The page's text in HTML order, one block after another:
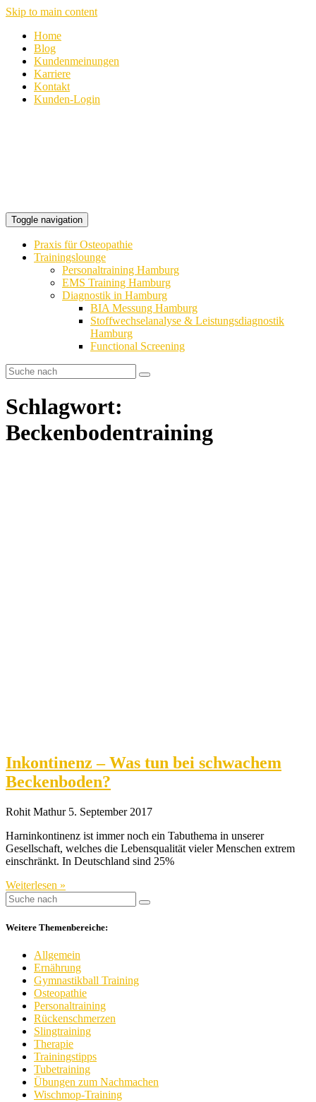
Skip to main content
Home
Blog
Kundenmeinungen
Karriere
Kontakt
Kunden-Login
Toggle navigation
Praxis für Osteopathie
Trainingslounge
Personaltraining Hamburg
EMS Training Hamburg
Diagnostik in Hamburg
BIA Messung Hamburg
Stoffwechselanalyse & Leistungsdiagnostik
Hamburg
Functional Screening
Schlagwort:
Beckenbodentraining
Inkontinenz – Was tun bei schwachem
Beckenboden?
Rohit Mathur 5. September 2017
Harninkontinenz ist immer noch ein Tabuthema in unserer
Gesellschaft, welches die Lebensqualität vieler Menschen extrem
einschränkt. In Deutschland sind 25%
Weiterlesen »
Weitere Themenbereiche:
Allgemein
Ernährung
Gymnastikball Training
Osteopathie
Personaltraining
Rückenschmerzen
Slingtraining
Therapie
Trainingstipps
Tubetraining
Übungen zum Nachmachen
Wischmop-Training